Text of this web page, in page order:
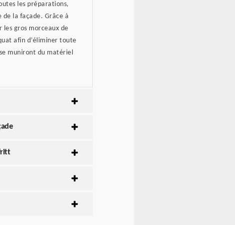
les préparations,
de la façade. Grâce à
gros morceaux de
afin d’éliminer toute
muniront du matériel